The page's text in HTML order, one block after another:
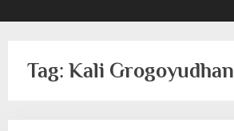
Tag: Kali Grogoyudhan